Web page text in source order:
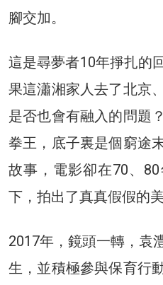
腳交加。
這是尋夢者10年掙扎的
果這瀟湘家人去了北京
是否也會有融入的問題
拳王，底子裏是個窮途
故事，電影卻在70、
下，拍出了真真假假的
2017年，鏡頭一轉，袁
生，並積極參與保育行